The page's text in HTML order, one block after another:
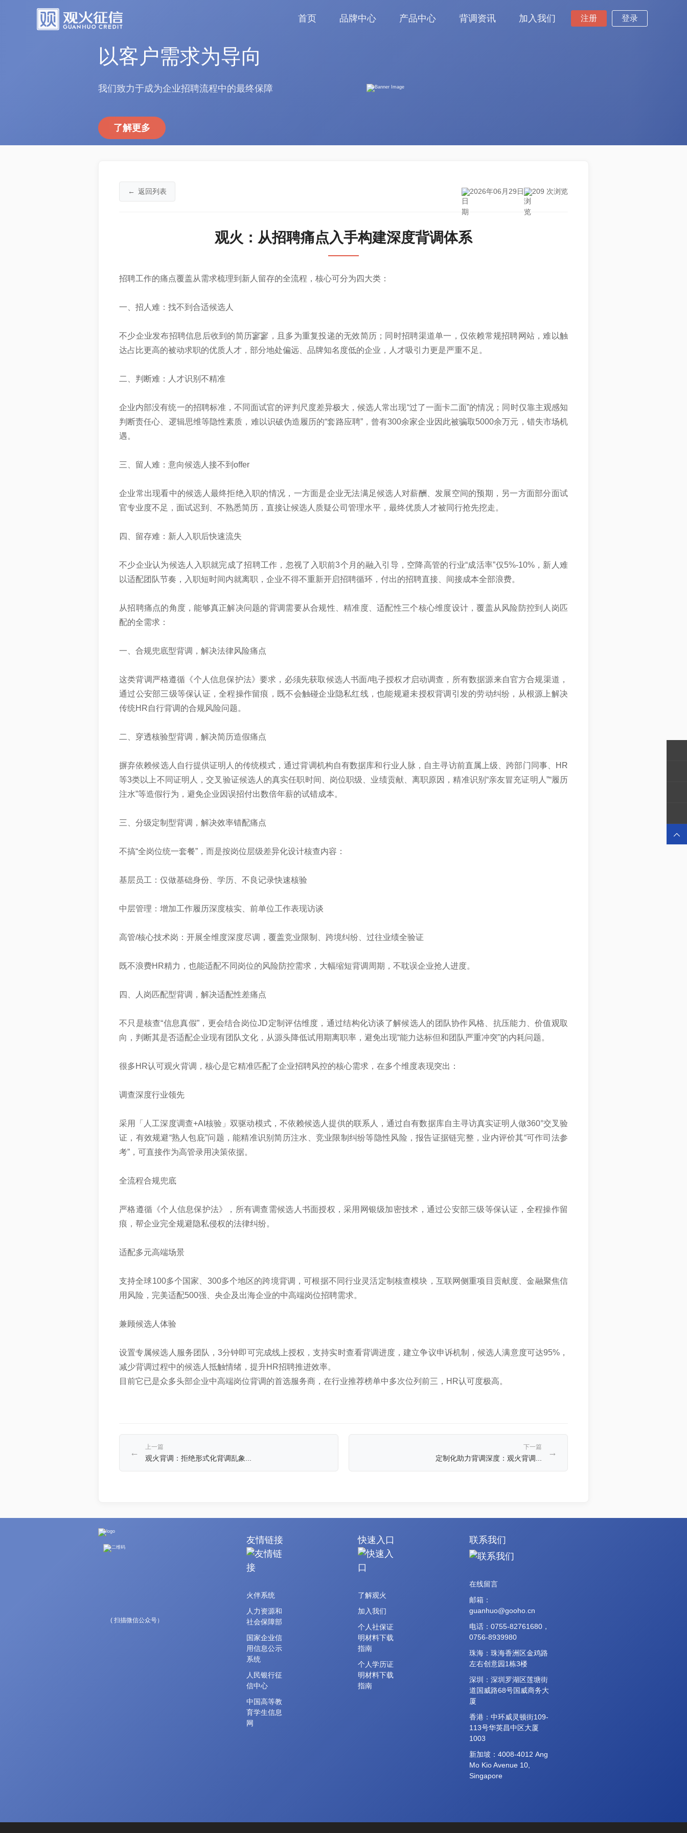
首页 品牌中心 产品中心 背调资讯 加入我们 注册 登录
以客户需求为导向
我们致力于成为企业招聘流程中的最终保障
了解更多
← 返回列表 2026年06月29日 209 次浏览
观火：从招聘痛点入手构建深度背调体系
招聘工作的痛点覆盖从需求梳理到新人留存的全流程，核心可分为四大类：
一、招人难：找不到合适候选人
不少企业发布招聘信息后收到的简历寥寥，且多为重复投递的无效简历；同时招聘渠道单一，仅依赖常规招聘网站，难以触
达占比更高的被动求职的优质人才，部分地处偏远、品牌知名度低的企业，人才吸引力更是严重不足。
二、判断难：人才识别不精准
企业内部没有统一的招聘标准，不同面试官的评判尺度差异极大，候选人常出现“过了一面卡二面”的情况；同时仅靠主观感知
判断责任心、逻辑思维等隐性素质，难以识破伪造履历的“套路应聘”，曾有300余家企业因此被骗取5000余万元，错失市场机
遇。
三、留人难：意向候选人接不到offer
企业常出现看中的候选人最终拒绝入职的情况，一方面是企业无法满足候选人对薪酬、发展空间的预期，另一方面部分面试
官专业度不足，面试迟到、不熟悉简历，直接让候选人质疑公司管理水平，最终优质人才被同行抢先挖走。
四、留存难：新人入职后快速流失
不少企业认为候选人入职就完成了招聘工作，忽视了入职前3个月的融入引导，空降高管的行业“成活率”仅5%-10%，新人难
以适配团队节奏，入职短时间内就离职，企业不得不重新开启招聘循环，付出的招聘直接、间接成本全部浪费。
从招聘痛点的角度，能够真正解决问题的背调需要从合规性、精准度、适配性三个核心维度设计，覆盖从风险防控到人岗匹
配的全需求：
一、合规兜底型背调，解决法律风险痛点
这类背调严格遵循《个人信息保护法》要求，‌必须先获取候选人书面/电子授权‌才启动调查，所有数据源来自官方合规渠道，
通过公安部三级等保认证，全程操作留痕，既不会触碰企业隐私红线，也能规避未授权背调引发的劳动纠纷，从根源上解决
传统HR自行背调的合规风险问题。
二、穿透核验型背调，解决简历造假痛点
摒弃依赖候选人自行提供证明人的传统模式，通过背调机构自有数据库和行业人脉，‌自主寻访前直属上级、跨部门同事、HR
等3类以上不同证明人‌，交叉验证候选人的真实任职时间、岗位职级、业绩贡献、离职原因，精准识别“亲友冒充证明人”“履历
注水”等造假行为，避免企业因误招付出数倍年薪的试错成本。
三、分级定制型背调，解决效率错配痛点
不搞“全岗位统一套餐”，而是按岗位层级差异化设计核查内容：
基层员工：仅做基础身份、学历、不良记录快速核验
中层管理：增加工作履历深度核实、前单位工作表现访谈
高管/核心技术岗：开展全维度深度尽调，覆盖竞业限制、跨境纠纷、过往业绩全验证
既不浪费HR精力，也能适配不同岗位的风险防控需求，大幅缩短背调周期，不耽误企业抢人进度。
四、人岗匹配型背调，解决适配性差痛点
不只是核查“信息真假”，更会结合岗位JD定制评估维度，通过结构化访谈了解候选人的团队协作风格、抗压能力、价值观取
向，判断其是否适配企业现有团队文化，从源头降低试用期离职率，避免出现“能力达标但和团队严重冲突”的内耗问题。
很多HR认可观火背调，核心是它精准匹配了企业招聘风控的核心需求，在多个维度表现突出：
‌调查深度行业领先‌
采用「人工深度调查+AI核验」双驱动模式，不依赖候选人提供的联系人，通过自有数据库自主寻访真实证明人做360°交叉验
证，有效规避“熟人包庇”问题，能精准识别简历注水、竞业限制纠纷等隐性风险，报告证据链完整，业内评价其“可作司法参
考”，可直接作为高管录用决策依据。
‌全流程合规兜底‌
严格遵循《个人信息保护法》，所有调查需候选人书面授权，采用网银级加密技术，通过公安部三级等保认证，全程操作留
痕，帮企业完全规避隐私侵权的法律纠纷。
‌适配多元高端场景‌
支持全球100多个国家、300多个地区的跨境背调，可根据不同行业灵活定制核查模块，互联网侧重项目贡献度、金融聚焦信
用风险，完美适配500强、央企及出海企业的中高端岗位招聘需求。
‌兼顾候选人体验‌
设置专属候选人服务团队，3分钟即可完成线上授权，支持实时查看背调进度，建立争议申诉机制，候选人满意度可达95%，
减少背调过程中的候选人抵触情绪，提升HR招聘推进效率。
目前它已是众多头部企业中高端岗位背调的首选服务商，在行业推荐榜单中多次位列前三，HR认可度极高。
←
上一篇
观火背调：拒绝形式化背调乱象...
下一篇
定制化助力背调深度：观火背调...
→
( 扫描微信公众号）
友情链接
火伴系统
人力资源和
社会保障部
国家企业信
用信息公示
系统
人民银行征
信中心
中国高等教
育学生信息
网
快速入口
了解观火
加入我们
个人社保证
明材料下载
指南
个人学历证
明材料下载
指南
联系我们
在线留言
邮箱：
guanhuo@gooho.cn
电话：0755-82761680，
0756-8939980
珠海：珠海香洲区金鸡路
左右创意园1栋3楼
深圳：深圳罗湖区莲塘街
道国威路68号国威商务大
厦
香港：中环威灵顿街109-
113号华英昌中区大厦
1003
新加坡：4008-4012 Ang
Mo Kio Avenue 10,
Singapore
